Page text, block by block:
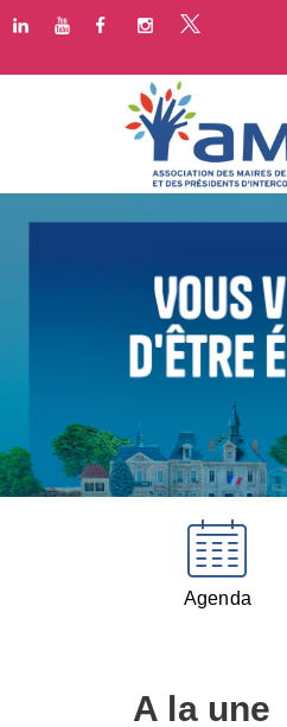
Agenda
A la une